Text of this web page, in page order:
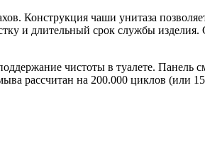
Конструкция чаши унитаза
и длительный срок службы изделия.
чистоты в туалете. Панель
рассчитан на 200.000 циклов (или